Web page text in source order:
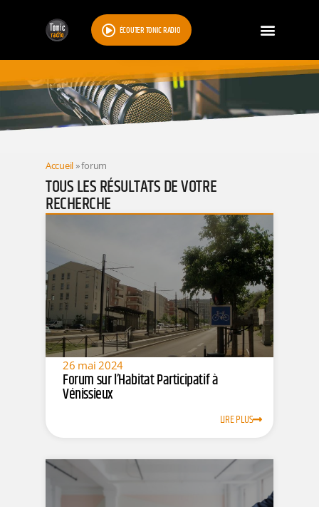
ÉCOUTER TONIC RADIO
RESULTATS
Accueil»forum
TOUS LES RÉSULTATS DE VOTRE
RECHERCHE
26 mai 2024
Forum sur l’Habitat Participatif à
Vénissieux
LIRE PLUS